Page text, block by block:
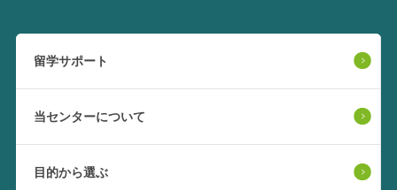
留学サポート
当センターについて
目的から選ぶ